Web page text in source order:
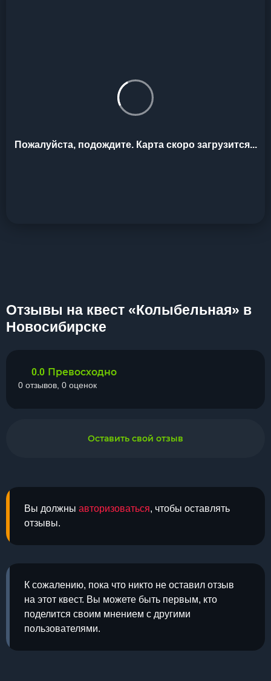
Пожалуйста, подождите. Карта скоро загрузится...
Отзывы на квест «Колыбельная» в
Новосибирске
Вы должны авторизоваться, чтобы оставлять
отзывы.
К сожалению, пока что никто не оставил отзыв
на этот квест. Вы можете быть первым, кто
поделится своим мнением с другими
пользователями.
0.0 Превосходно
0 отзывов, 0 оценок
Оставить свой отзыв